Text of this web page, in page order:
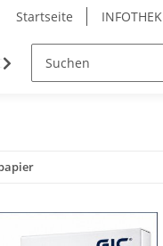
Startseite INFOTHEK
& Bürobedarf